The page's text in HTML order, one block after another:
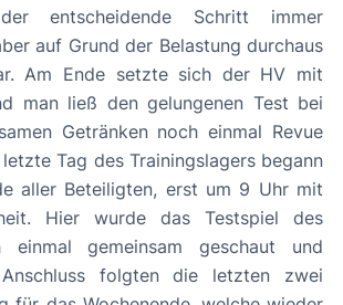
entscheidende Schritt immer
auf Grund der Belastung durchaus
Am Ende setzte sich der HV mit
man ließ den gelungenen Test bei
Getränken noch einmal Revue
aller Beteiligten, erst um 9 Uhr mit
Hier wurde das Testspiel des
einmal gemeinsam geschaut und
folgten die letzten zwei